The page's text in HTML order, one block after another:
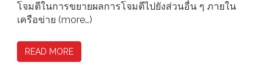
โจมตีในการขยายผลการโจมตีไปยังส่วนอื่น ๆ ภายใน
เครือข่าย (more…)
READ MORE